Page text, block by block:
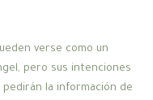
verse como un
pero sus intenciones
la información de